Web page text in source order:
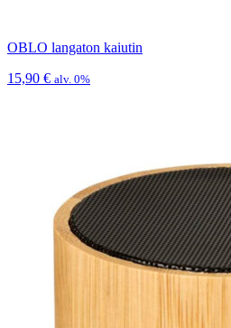
OBLO langaton kaiutin
15,90 € alv. 0%